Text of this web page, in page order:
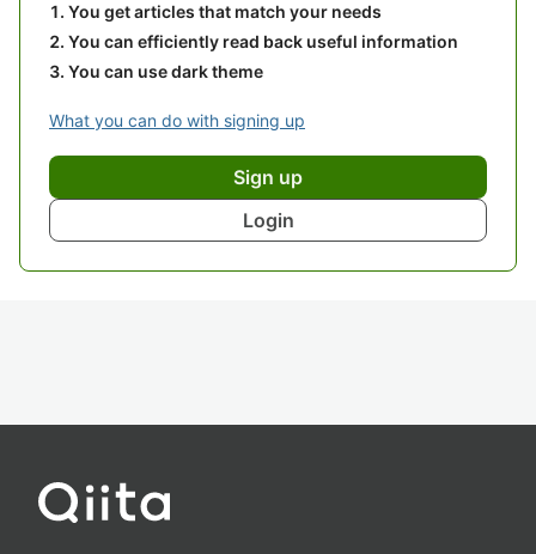
You get articles that match your needs
You can efficiently read back useful information
You can use dark theme
What you can do with signing up
Sign up
Login